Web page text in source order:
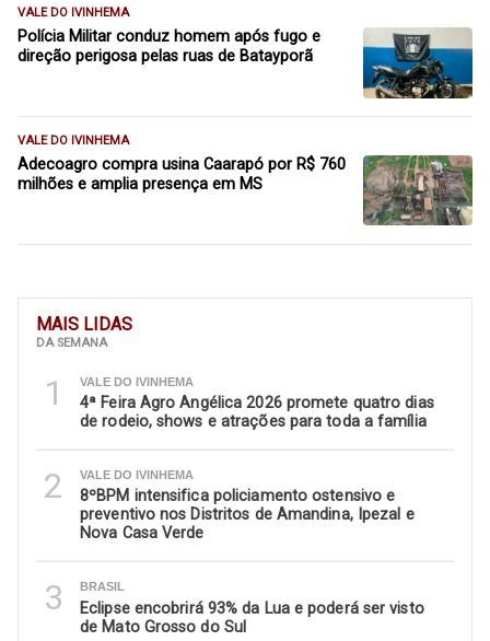
MAIS LIDAS
DA SEMANA
1 VALE DO IVINHEMA
4ª Feira Agro Angélica 2026 promete quatro dias
de rodeio, shows e atrações para toda a família
2 VALE DO IVINHEMA
8ºBPM intensifica policiamento ostensivo e
preventivo nos Distritos de Amandina, Ipezal e
Nova Casa Verde
3 BRASIL
Eclipse encobrirá 93% da Lua e poderá ser visto
de Mato Grosso do Sul
VALE DO IVINHEMA
Polícia Militar conduz homem após fugo e
direção perigosa pelas ruas de Batayporã
VALE DO IVINHEMA
Adecoagro compra usina Caarapó por R$ 760
milhões e amplia presença em MS